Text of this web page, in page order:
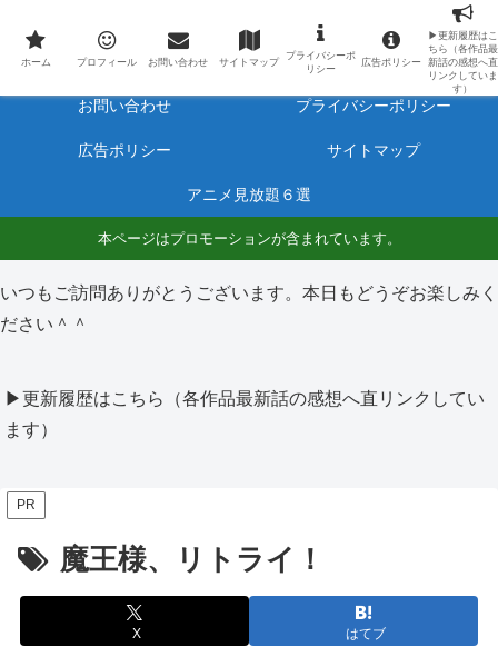
最新アニメのあらすじと感想をネタバレ有りで毎日更新しています。
ホーム プロフィール
お問い合わせ プライバシーポリシー
広告ポリシー サイトマップ
アニメ見放題６選
本ページはプロモーションが含まれています。
いつもご訪問ありがとうございます。本日もどうぞお楽しみく
ださい＾＾
▶更新履歴はこちら（各作品最新話の感想へ直リンクしてい
ます）
PR
魔王様、リトライ！
X はてブ
ホーム プロフィール お問い合わせ サイトマップ
プライバシーポ
リシー
広告ポリシー
▶更新履歴はこ
ちら（各作品最
新話の感想へ直
リンクしていま
す）